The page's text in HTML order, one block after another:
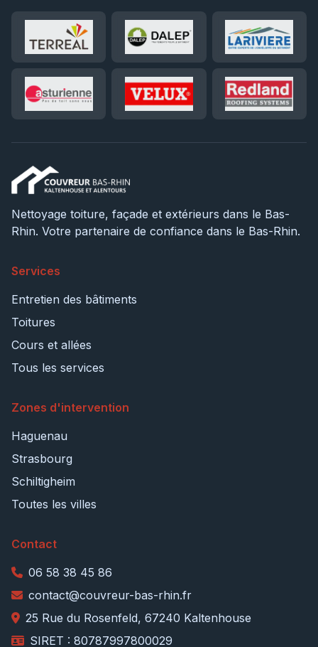
Nettoyage toiture, façade et extérieurs dans le Bas-
Rhin. Votre partenaire de confiance dans le Bas-Rhin.
Services
Entretien des bâtiments
Toitures
Cours et allées
Tous les services
Zones d'intervention
Haguenau
Strasbourg
Schiltigheim
Toutes les villes
Contact
06 58 38 45 86
contact@couvreur-bas-rhin.fr
25 Rue du Rosenfeld, 67240 Kaltenhouse
SIRET : 80787997800029